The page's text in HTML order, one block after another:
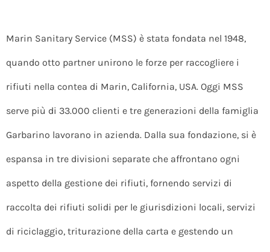
Marin Sanitary Service (MSS) è stata fondata nel 1948,
quando otto partner unirono le forze per raccogliere i
rifiuti nella contea di Marin, California, USA. Oggi MSS
serve più di 33.000 clienti e tre generazioni della famiglia
Garbarino lavorano in azienda. Dalla sua fondazione, si è
espansa in tre divisioni separate che affrontano ogni
aspetto della gestione dei rifiuti, fornendo servizi di
raccolta dei rifiuti solidi per le giurisdizioni locali, servizi
di riciclaggio, triturazione della carta e gestendo un